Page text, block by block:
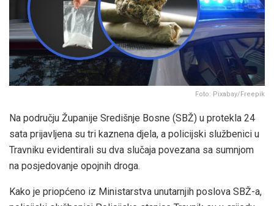
Foto: Pixabay/Freepik
Na području Županije Središnje Bosne (SBŽ) u protekla 24
sata prijavljena su tri kaznena djela, a policijski službenici u
Travniku evidentirali su dva slučaja povezana sa sumnjom
na posjedovanje opojnih droga.
Kako je priopćeno iz Ministarstva unutarnjih poslova SBŽ-a,